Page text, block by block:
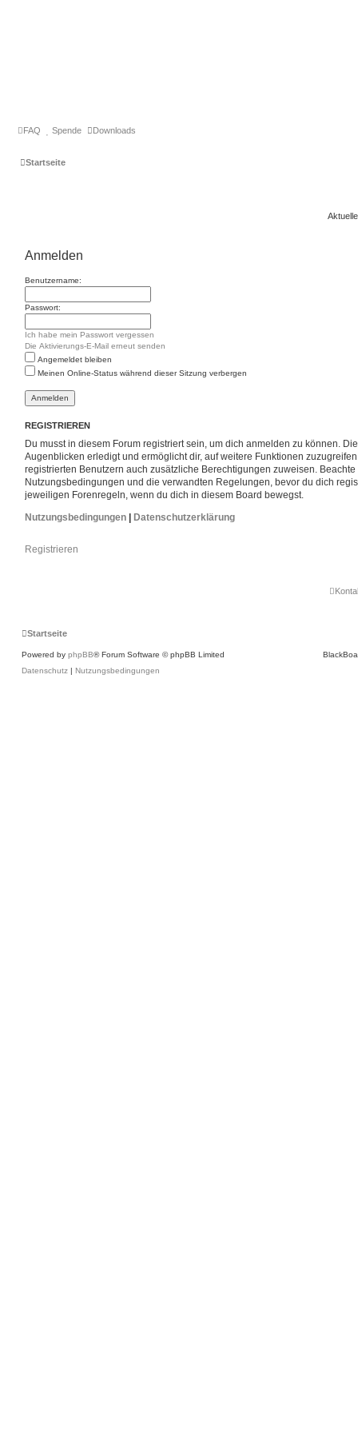
FAQ Spende Downloads
Startseite
Anmelden
Benutzername:
Passwort:
Ich habe mein Passwort vergessen
Die Aktivierungs-E-Mail erneut senden
Angemeldet bleiben
Meinen Online-Status während dieser Sitzung verbergen
REGISTRIEREN
Du musst in diesem Forum registriert sein, um dich anmelden zu können.
Augenblicken erledigt und ermöglicht dir, auf weitere Funktionen
registrierten Benutzern auch zusätzliche Berechtigungen zuweisen.
Nutzungsbedingungen und die verwandten Regelungen, bevor du dich
jeweiligen Forenregeln, wenn du dich in diesem Board bewegst.
Nutzungsbedingungen
Datenschutzerklärung
Registrieren
Startseite
Powered by phpBB® Forum Software © phpBB Limited
Datenschutz | Nutzungsbedingungen